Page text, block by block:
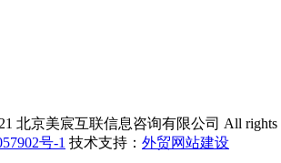
北京美宸互联信息咨询有限公司 All rights
号-1 技术支持： 外贸网站建设